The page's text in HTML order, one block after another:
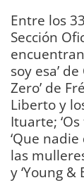
Entre los
Sección
soy esa’
Zero’ de
Liberto y
Ituarte;
‘Que
las
y ‘Young